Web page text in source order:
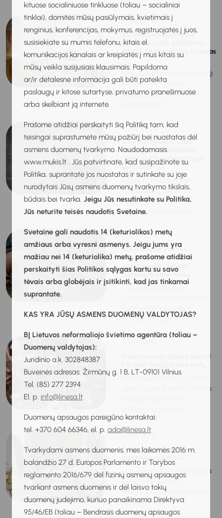
kituose socialiniuose tinkluose (toliau – socialiniai
tinklai), domitės mūsų pasiūlymais, kvietimais į
renginius, konferencijas, mokymus, registruojatės į juos,
susisiekiate su mumis telefonu, kitais el.
komunikacijos kanalais ar kreipiatės į mus kitais su
mūsų veikla susijusiais klausimais. Papildoma
ar/ir detalesnė informacija gali būti pateikta
paslaugų ir kitose sutartyse, privatumo pranešimuose
arba skelbiant ją internete.
Prašome atidžiai perskaityti šią Politiką tam, kad
teisingai suprastumėte mūsų požiūrį bei nuostatas dėl
asmens duomenų tvarkymo. Naudodamasis
www.mukis.lt . Jūs patvirtinate, kad susipažinote su
Politika, suprantate jos nuostatas ir sutinkate su joje
nurodytais Jūsų asmens duomenų tvarkymo tikslais,
būdais bei tvarka. Jeigu Jūs nesutinkate su Politika,
Jūs neturite teisės naudotis Svetaine.
Svetaine gali naudotis 14 (keturiolikos) metų
amžiaus arba vyresni asmenys. Jeigu jums yra
mažiau nei 14 (keturiolika) metų, prašome atidžiai
perskaityti šias Politikos sąlygas kartu su savo
tėvais arba globėjais ir įsitikinti, kad jas tinkamai
suprantate.
KAS YRA JŪSŲ ASMENS DUOMENŲ VALDYTOJAS?
BĮ Lietuvos neformaliojo švietimo agentūra (toliau –
Duomenų valdytojas):
Juridinio a.k. 302848387
Buveinės adresas: Žirmūnų g. 1 B, LT-09101 Vilnius
Tel. (85) 277 2394
El. p. info@linesa.lt
Duomenų apsaugos pareigūno kontaktai:
tel. +370 604 66346, el. p. ada@linesa.lt
Tvarkydami asmens duomenis, mes laikomės 2016 m.
balandžio 27 d. Europos Parlamento ir Tarybos
reglamento 2016/679 dėl fizinių asmenų apsaugos
tvarkant asmens duomenis ir dėl laisvo tokių
duomenų judėjimo, kuriuo panaikinama Direktyva
95/46/EB (toliau – Bendrasis duomenų apsaugos
2025-06-13
Susiplanuoti karjerą dar
mokyklos suole: platformos
MUKIS kūrėjai tiki, jog šis kelias
–...
Kaip sukurti didžiausią vertę
visuomenei? Padėti
jauniausiems jos nariams.
2025-06-12
Svarstantiesiems tapti
mokytojais – tinklalaidė
„Mokysiu“ kviečia artimiau
susipažinti su...
Birželį startuoja naujas
tinklalaidžių „Mokysiu“
sezonas, kuriame
muzikantas, atlikėjas ir...
2025-06-12
VDI primena: įmonės,
organizuojančios vaikų
vasaros poilsį, privalo
deklaruoti vaiko teisių...
Lietuvos Respublikos
įmonės, įstaigos ir...
Parama verslui padės sukurti
Vis daugiau lietuvių svajoja
apie nuosavą verslą, tačiau
2025-06-11
Prisijunk prie Lietuvos
moksleivių sąjungos!
Lietuvos moksleivių sąjunga
kviečia kūrybiškus,
motyvuotus bei atsakingus
jaunus žmones...